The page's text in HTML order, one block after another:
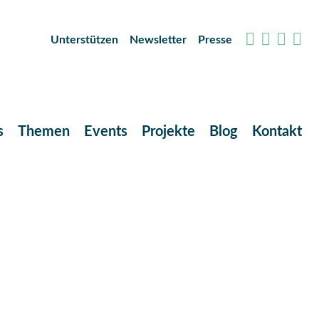
Unterstützen Newsletter Presse
Themen Events Projekte Blog Kontakt